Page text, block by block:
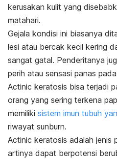
kerusakan kulit yang
matahari.
Gejala kondisi ini biasanya
lesi atau bercak kecil kering
sangat gatal. Penderitanya
perih atau sensasi panas
Actinic keratosis bisa terjadi
orang yang sering terkena
memiliki sistem imun tubuh
riwayat sunburn.
Actinic keratosis adalah jenis
artinya dapat berpotensi